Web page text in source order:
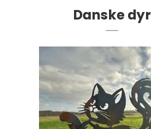
Danske dyr